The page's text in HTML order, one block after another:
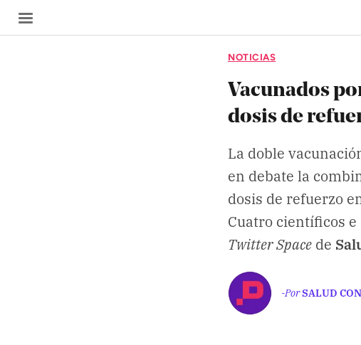
NOTICIAS
Vacunados
dosis de
La doble
en debate la
dosis de refuerzo
Cuatro científicos
Twitter Space de
-PorSALUD